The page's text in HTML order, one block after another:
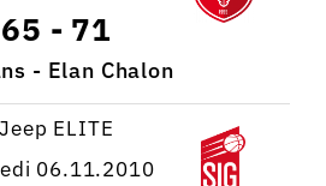
65 - 71
- Elan Chalon
Jeep ELITE
06.11.2010